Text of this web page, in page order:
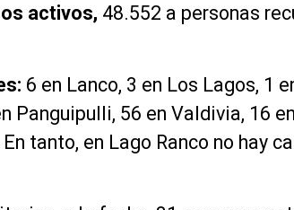
activos, 48.552 a personas
6 en Lanco, 3 en Los Lagos, 1
Panguipulli, 56 en Valdivia, 16
tanto, en Lago Ranco no hay